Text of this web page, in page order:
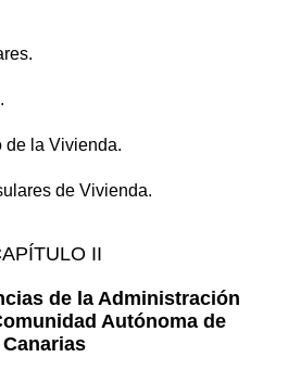
de la Vivienda.
de Vivienda.
II
de la Administración
Autónoma de
Canarias